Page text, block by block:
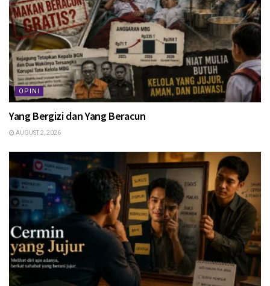
OPINI
Yang Bergizi dan Yang Beracun
AUGUST 2, 2026